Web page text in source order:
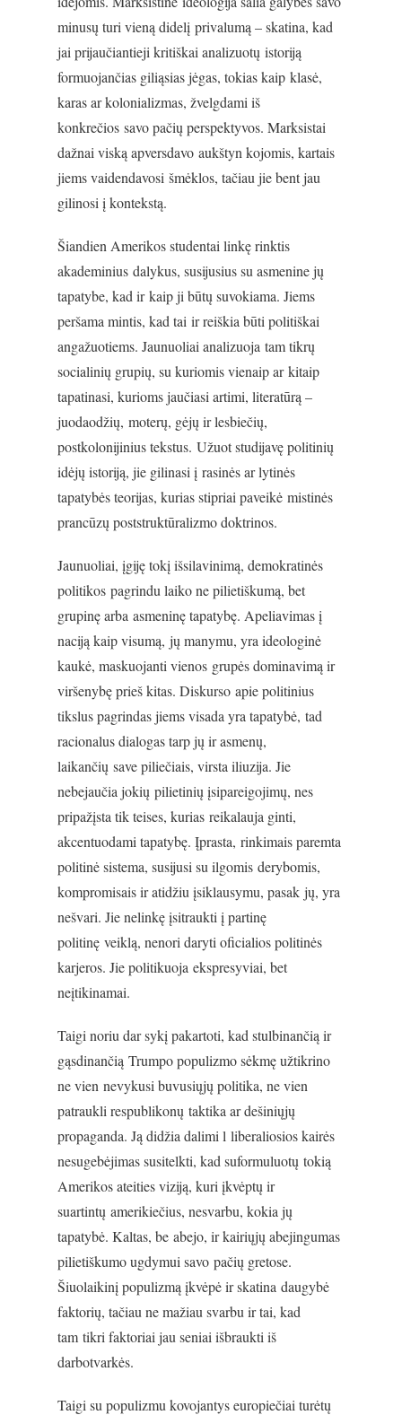
minusų turi vieną didelį privalumą – skatina, kad
jai prijaučiantieji kritiškai analizuotų istoriją
formuojančias giliąsias jėgas, tokias kaip klasė,
karas ar kolonializmas, žvelgdami iš
konkrečios savo pačių perspektyvos. Marksistai
dažnai viską apversdavo aukštyn kojomis, kartais
jiems vaidendavosi šmėklos, tačiau jie bent jau
gilinosi į kontekstą.
Šiandien Amerikos studentai linkę rinktis
akademinius dalykus, susijusius su asmenine jų
tapatybe, kad ir kaip ji būtų suvokiama. Jiems
peršama mintis, kad tai ir reiškia būti politiškai
angažuotiems. Jaunuoliai analizuoja tam tikrų
socialinių grupių, su kuriomis vienaip ar kitaip
tapatinasi, kurioms jaučiasi artimi, literatūrą –
juodaodžių, moterų, gėjų ir lesbiečių,
postkolonijinius tekstus. Užuot studijavę politinių
idėjų istoriją, jie gilinasi į rasinės ar lytinės
tapatybės teorijas, kurias stipriai paveikė mistinės
prancūzų poststruktūralizmo doktrinos.
Jaunuoliai, įgiję tokį išsilavinimą, demokratinės
politikos pagrindu laiko ne pilietiškumą, bet
grupinę arba asmeninę tapatybę. Apeliavimas į
naciją kaip visumą, jų manymu, yra ideologinė
kaukė, maskuojanti vienos grupės dominavimą ir
viršenybę prieš kitas. Diskurso apie politinius
tikslus pagrindas jiems visada yra tapatybė, tad
racionalus dialogas tarp jų ir asmenų,
laikančių save piliečiais, virsta iliuzija. Jie
nebejaučia jokių pilietinių įsipareigojimų, nes
pripažįsta tik teises, kurias reikalauja ginti,
akcentuodami tapatybę. Įprasta, rinkimais paremta
politinė sistema, susijusi su ilgomis derybomis,
kompromisais ir atidžiu įsiklausymu, pasak jų, yra
nešvari. Jie nelinkę įsitraukti į partinę
politinę veiklą, nenori daryti oficialios politinės
karjeros. Jie politikuoja ekspresyviai, bet
neįtikinamai.
Taigi noriu dar sykį pakartoti, kad stulbinančią ir
gąsdinančią Trumpo populizmo sėkmę užtikrino
ne vien nevykusi buvusiųjų politika, ne vien
patraukli respublikonų taktika ar dešiniųjų
propaganda. Ją didžia dalimi l liberaliosios kairės
nesugebėjimas susitelkti, kad suformuluotų tokią
Amerikos ateities viziją, kuri įkvėptų ir
suartintų amerikiečius, nesvarbu, kokia jų
tapatybė. Kaltas, be abejo, ir kairiųjų abejingumas
pilietiškumo ugdymui savo pačių gretose.
Šiuolaikinį populizmą įkvėpė ir skatina daugybė
faktorių, tačiau ne mažiau svarbu ir tai, kad
tam tikri faktoriai jau seniai išbraukti iš
darbotvarkės.
Taigi su populizmu kovojantys europiečiai turėtų